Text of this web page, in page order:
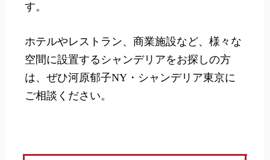
す。
ホテルやレストラン、商業施設など、様々な
空間に設置するシャンデリアをお探しの方
は、ぜひ河原郁子NY・シャンデリア東京に
ご相談ください。